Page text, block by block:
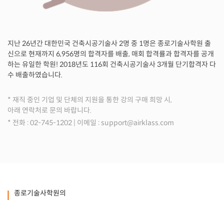
지난 26년간 대한민국 건축시공기술사 2명 중 1명은 종로기술사학원 출
신으로 현재까지 6,956명의 합격자를 배출, 매회 합격률과 합격자를 공개
하는 유일한 학원! 2018년도 116회 건축시공기술사 3개월 단기합격자 다
수 배출하였습니다.
* 재직 중인 기업 및 단체의 지원을 통한 강의 구매 희망 시,
아래 연락처로 문의 바랍니다.
* 전화 : 02-745-1202 | 이메일 : support@airklass.com
종로기술사학원의